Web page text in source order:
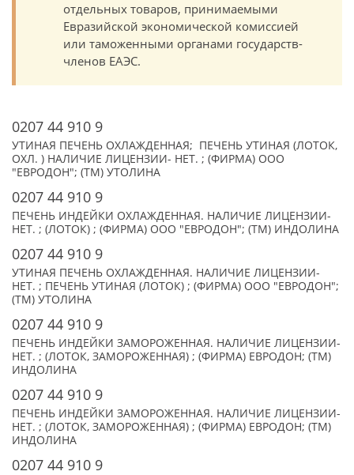
отдельных товаров, принимаемыми
Евразийской экономической комиссией
или таможенными органами государств-
членов ЕАЭС.
0207 44 910 9
УТИНАЯ ПЕЧЕНЬ ОХЛАЖДЕННАЯ; ПЕЧЕНЬ УТИНАЯ (ЛОТОК,
ОХЛ. ) НАЛИЧИЕ ЛИЦЕНЗИИ- НЕТ. ; (ФИРМА) ООО
"ЕВРОДОН"; (TM) УТОЛИНА
0207 44 910 9
ПЕЧЕНЬ ИНДЕЙКИ ОХЛАЖДЕННАЯ. НАЛИЧИЕ ЛИЦЕНЗИИ-
НЕТ. ; (ЛОТОК) ; (ФИРМА) ООО "ЕВРОДОН"; (TM) ИНДОЛИНА
0207 44 910 9
УТИНАЯ ПЕЧЕНЬ ОХЛАЖДЕННАЯ. НАЛИЧИЕ ЛИЦЕНЗИИ-
НЕТ. ; ПЕЧЕНЬ УТИНАЯ (ЛОТОК) ; (ФИРМА) ООО "ЕВРОДОН";
(TM) УТОЛИНА
0207 44 910 9
ПЕЧЕНЬ ИНДЕЙКИ ЗАМОРОЖЕННАЯ. НАЛИЧИЕ ЛИЦЕНЗИИ-
НЕТ. ; (ЛОТОК, ЗАМОРОЖЕННАЯ) ; (ФИРМА) ЕВРОДОН; (TM)
ИНДОЛИНА
0207 44 910 9
ПЕЧЕНЬ ИНДЕЙКИ ЗАМОРОЖЕННАЯ. НАЛИЧИЕ ЛИЦЕНЗИИ-
НЕТ. ; (ЛОТОК, ЗАМОРОЖЕННАЯ) ; (ФИРМА) ЕВРОДОН; (TM)
ИНДОЛИНА
0207 44 910 9